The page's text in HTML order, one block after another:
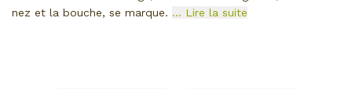
nez et la bouche, se marque. … Lire la suite